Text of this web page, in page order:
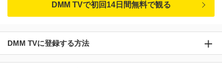
DMM TVで初回14日間無料で観る
DMM TVに登録する方法